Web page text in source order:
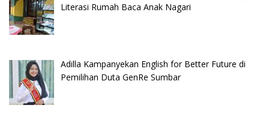
Literasi Rumah Baca Anak Nagari
Adilla Kampanyekan English for Better Future di
Pemilihan Duta GenRe Sumbar